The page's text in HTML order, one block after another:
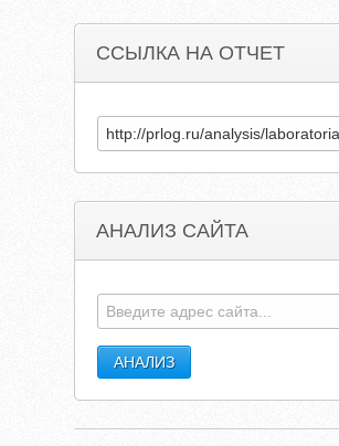
ССЫЛКА НА ОТЧЕТ
АНАЛИЗ САЙТА